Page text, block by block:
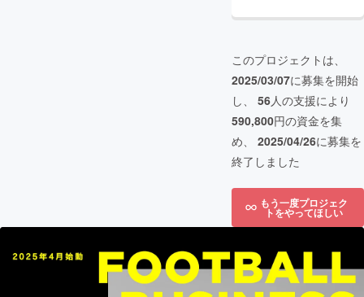
このプロジェクトは、
2025/03/07に募集を開始
し、 56人の支援により
590,800円の資金を集
め、 2025/04/26に募集を
終了しました
もう一度プロジェク
トをやってほしい